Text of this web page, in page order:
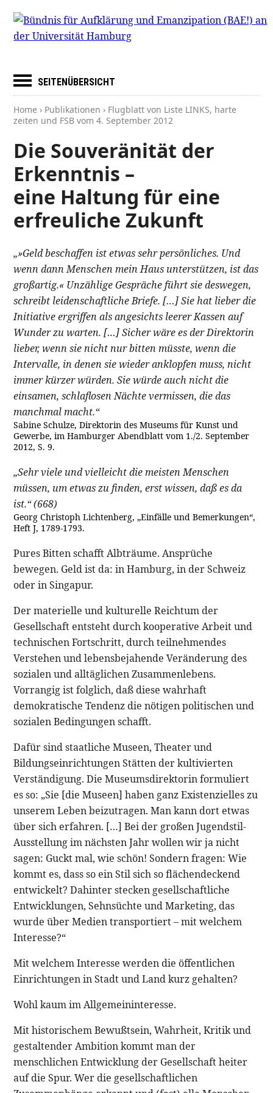
SEITENÜBERSICHT
Home › Publikationen › Flugblatt von Liste LINKS, harte
zeiten und FSB vom4. September 2012
Die Souveränität der
Erkenntnis –
eine Haltung für eine
erfreuliche Zukunft
„»Geld beschaffen ist etwas sehr persönliches. Und
wenn dann Menschen mein Haus unterstützen, ist das
großartig.« Unzählige Gespräche führt sie deswegen,
schreibt leidenschaftliche Briefe. […] Sie hat lieber die
Initiative ergriffen als angesichts leerer Kassen auf
Wunder zu warten. […] Sicher wäre es der Direktorin
lieber, wenn sie nicht nur bitten müsste, wenn die
Intervalle, in denen sie wieder anklopfen muss, nicht
immer kürzer würden. Sie würde auch nicht die
einsamen, schlaflosen Nächte vermissen, die das
manchmal macht.“
Sabine Schulze, Direktorin des Museums für Kunst und
Gewerbe, im Hamburger Abendblatt vom 1./2. September
2012, S. 9.
„Sehr viele und vielleicht die meisten Menschen
müssen, um etwas zu finden, erst wissen, daß es da
ist.“ (668)
Georg Christoph Lichtenberg, „Einfälle und Bemerkungen“,
Heft J, 1789-1793.
Pures Bitten schafft Albträume. Ansprüche
bewegen. Geld ist da: in Hamburg, in der Schweiz
oder in Singapur.
Der materielle und kulturelle Reichtum der
Gesellschaft entsteht durch kooperative Arbeit und
technischen Fortschritt, durch teilnehmendes
Verstehen und lebensbejahende Veränderung des
sozialen und alltäglichen Zusammenlebens.
Vorrangig ist folglich, daß diese wahrhaft
demokratische Tendenz die nötigen politischen und
sozialen Bedingungen schafft.
Dafür sind staatliche Museen, Theater und
Bildungseinrichtungen Stätten der kultivierten
Verständigung. Die Museumsdirektorin formuliert
es so: „Sie [die Museen] haben ganz Existenzielles zu
unserem Leben beizutragen. Man kann dort etwas
über sich erfahren. […] Bei der großen Jugendstil-
Ausstellung im nächsten Jahr wollen wir ja nicht
sagen: Guckt mal, wie schön! Sondern fragen: Wie
kommt es, dass so ein Stil sich so flächendeckend
entwickelt? Dahinter stecken gesellschaftliche
Entwicklungen, Sehnsüchte und Marketing, das
wurde über Medien transportiert – mit welchem
Interesse?“
Mit welchem Interesse werden die öffentlichen
Einrichtungen in Stadt und Land kurz gehalten?
Wohl kaum im Allgemeininteresse.
Mit historischem Bewußtsein, Wahrheit, Kritik und
gestaltender Ambition kommt man der
menschlichen Entwicklung der Gesellschaft heiter
auf die Spur. Wer die gesellschaftlichen